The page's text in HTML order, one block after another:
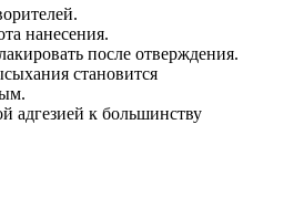
нанесения.
после отверждения.
становится
адгезией к большинству